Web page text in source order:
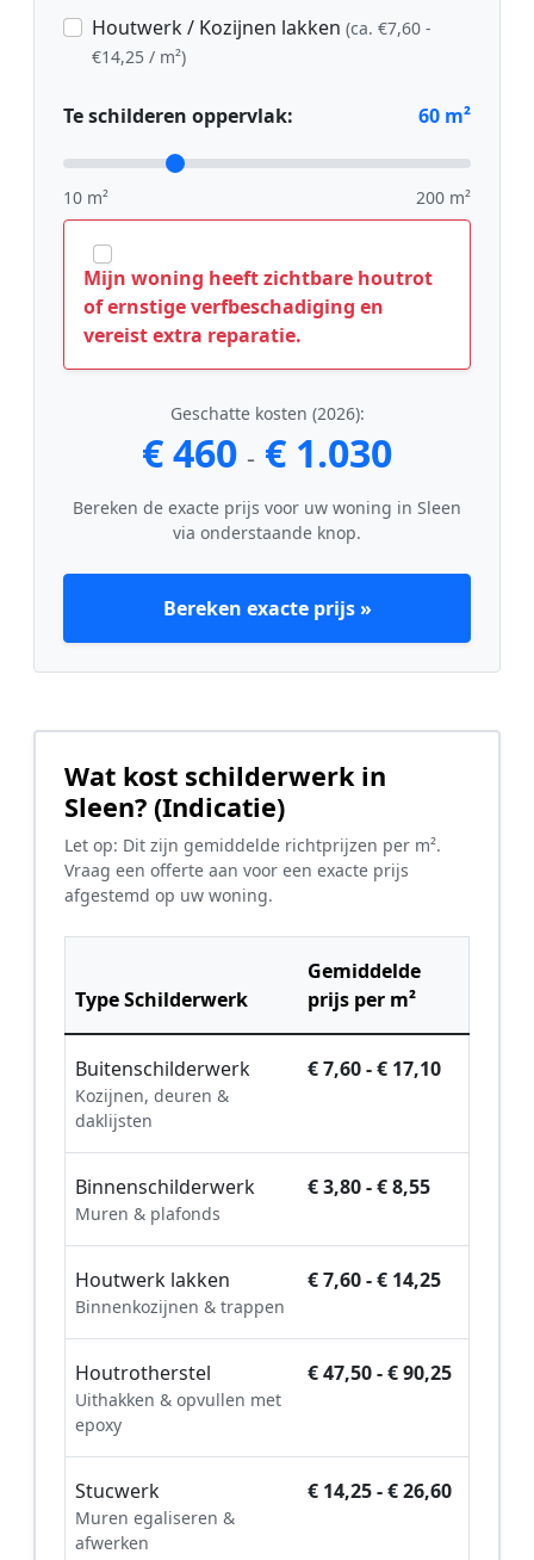
Houtwerk / Kozijnen lakken (ca. €7,60 -
€14,25 / m²)
Te schilderen oppervlak: 60 m²
10 m² 200 m²
Mijn woning heeft zichtbare houtrot
of ernstige verfbeschadiging en
vereist extra reparatie.
Geschatte kosten (2026):
€ 460 - € 1.030
Bereken de exacte prijs voor uw woning in Sleen
via onderstaande knop.
Bereken exacte prijs »
Wat kost schilderwerk in
Sleen? (Indicatie)
Let op: Dit zijn gemiddelde richtprijzen per m².
Vraag een offerte aan voor een exacte prijs
afgestemd op uw woning.
Type Schilderwerk
Gemiddelde
prijs per m²
Buitenschilderwerk
Kozijnen, deuren &
daklijsten
€ 7,60 - € 17,10
Binnenschilderwerk
Muren & plafonds
€ 3,80 - € 8,55
Houtwerk lakken
Binnenkozijnen & trappen
€ 7,60 - € 14,25
Houtrotherstel
Uithakken & opvullen met
epoxy
€ 47,50 - € 90,25
Stucwerk
Muren egaliseren &
afwerken
€ 14,25 - € 26,60